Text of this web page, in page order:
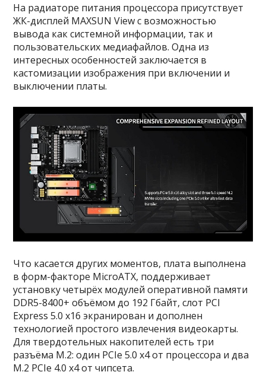
На радиаторе питания процессора присутствует
ЖК-дисплей MAXSUN View с возможностью
вывода как системной информации, так и
пользовательских медиафайлов. Одна из
интересных особенностей заключается в
кастомизации изображения при включении и
выключении платы.
Что касается других моментов, плата выполнена
в форм-факторе MicroATX, поддерживает
установку четырёх модулей оперативной памяти
DDR5-8400+ объёмом до 192 Гбайт, слот PCI
Express 5.0 x16 экранирован и дополнен
технологией простого извлечения видеокарты.
Для твердотельных накопителей есть три
разъёма M.2: один PCIe 5.0 x4 от процессора и два
M.2 PCIe 4.0 x4 от чипсета.